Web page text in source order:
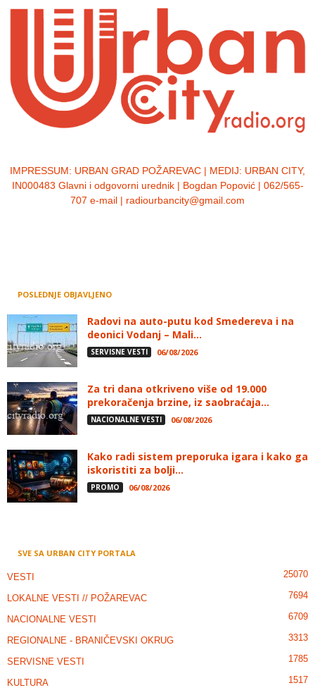
IMPRESSUM: URBAN GRAD POŽAREVAC | MEDIJ: URBAN CITY,
IN000483 Glavni i odgovorni urednik | Bogdan Popović | 062/565-
707 e-mail | radiourbancity@gmail.com
POSLEDNJE OBJAVLJENO
Radovi na auto-putu kod Smedereva i na
deonici Vodanj – Mali...
SERVISNE VESTI 06/08/2026
Za tri dana otkriveno više od 19.000
prekoračenja brzine, iz saobraćaja...
NACIONALNE VESTI 06/08/2026
Kako radi sistem preporuka igara i kako ga
iskoristiti za bolji...
PROMO 06/08/2026
SVE SA URBAN CITY PORTALA
VESTI 25070
LOKALNE VESTI // POŽAREVAC 7694
NACIONALNE VESTI 6709
REGIONALNE - BRANIČEVSKI OKRUG 3313
SERVISNE VESTI 1785
KULTURA 1517